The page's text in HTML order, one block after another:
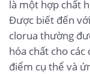
là một hợp chất
Được biết đến
clorua thường
hóa chất cho
điểm cụ thể và